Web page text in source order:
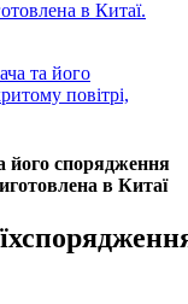
його спорядження
​​в Китаї
їх